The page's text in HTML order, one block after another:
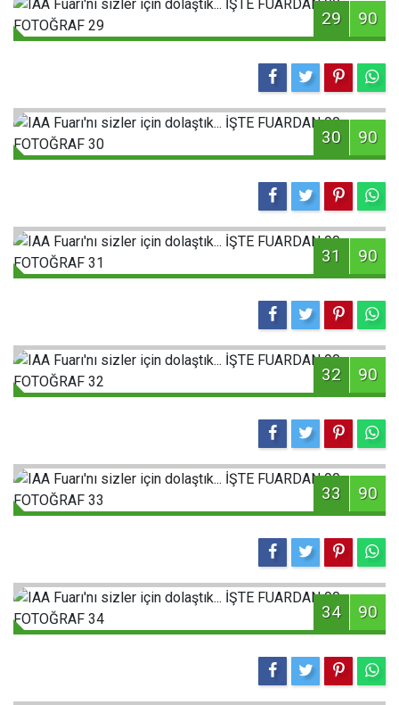
29 90
30 90
31 90
32 90
33 90
34 90